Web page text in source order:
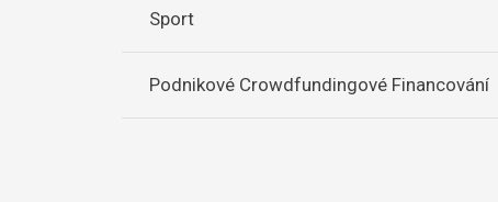
Sport
Podnikové Crowdfundingové Financování